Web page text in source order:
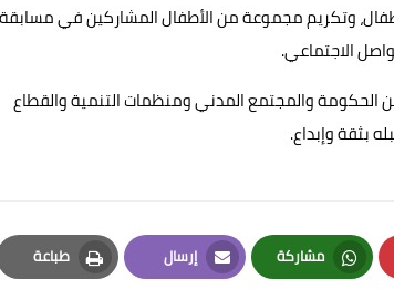
وتكريم مجموعة من الأطفال المشاركين في مسابقة
الاجتماعي.
الحكومة والمجتمع المدني ومنظمات التنمية والقطاع
بثقة وإبداع.
مشاركة إرسال طباعة